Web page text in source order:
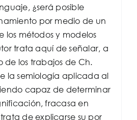
¿será posible
por medio de un
los métodos y modelos
trata aquí de señalar, a
de los trabajos de Ch.
la semiología aplicada al
capaz de determinar
fracasa en
de explicarse su por